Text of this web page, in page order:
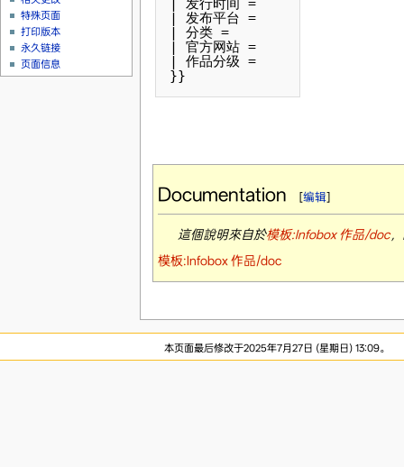
| 发行时间 =
| 发布平台 =
| 分类 =
| 官方网站 =
| 作品分级 =
Documentation [编辑]
這個說明來自於模板:Infobox 作品/doc
模板:Infobox 作品/doc
特殊页面
打印版本
永久链接
页面信息
本页面最后修改于2025年7月27日 (星期日) 13:09。